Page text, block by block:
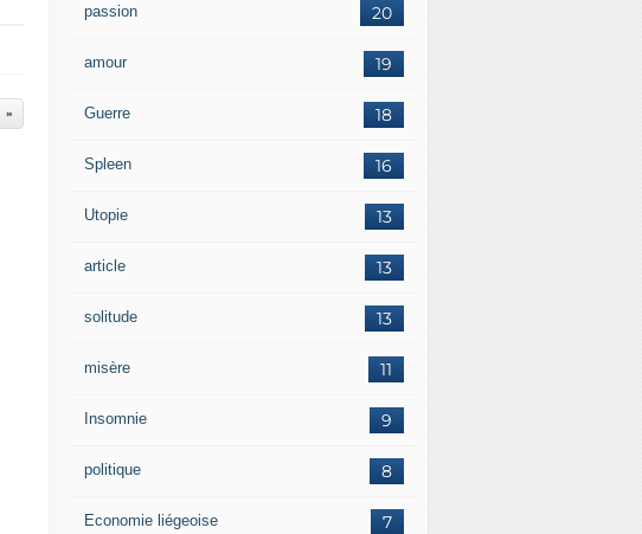
20
passion
19
amour
18
Guerre
16
Spleen
13
Utopie
13
article
13
solitude
11
misère
9
Insomnie
8
politique
7
Economie liégeoise